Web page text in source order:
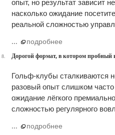
опыт, но результат зависит
насколько ожидание
реальной сложностью
... подробнее
8. Дорогой формат, в котором пробный
Гольф-клубы сталкиваются
разовый опыт слишком
ожидание лёгкого
сложностью регулярного
... подробнее